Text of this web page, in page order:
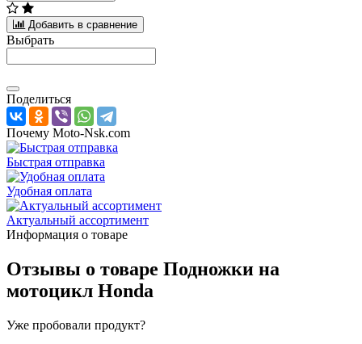
Добавить в сравнение
Выбрать
Поделиться
Почему Moto-Nsk.com
Быстрая отправка
Удобная оплата
Актуальный ассортимент
Информация о товаре
Отзывы о товаре Подножки на
мотоцикл Honda
Уже пробовали продукт?